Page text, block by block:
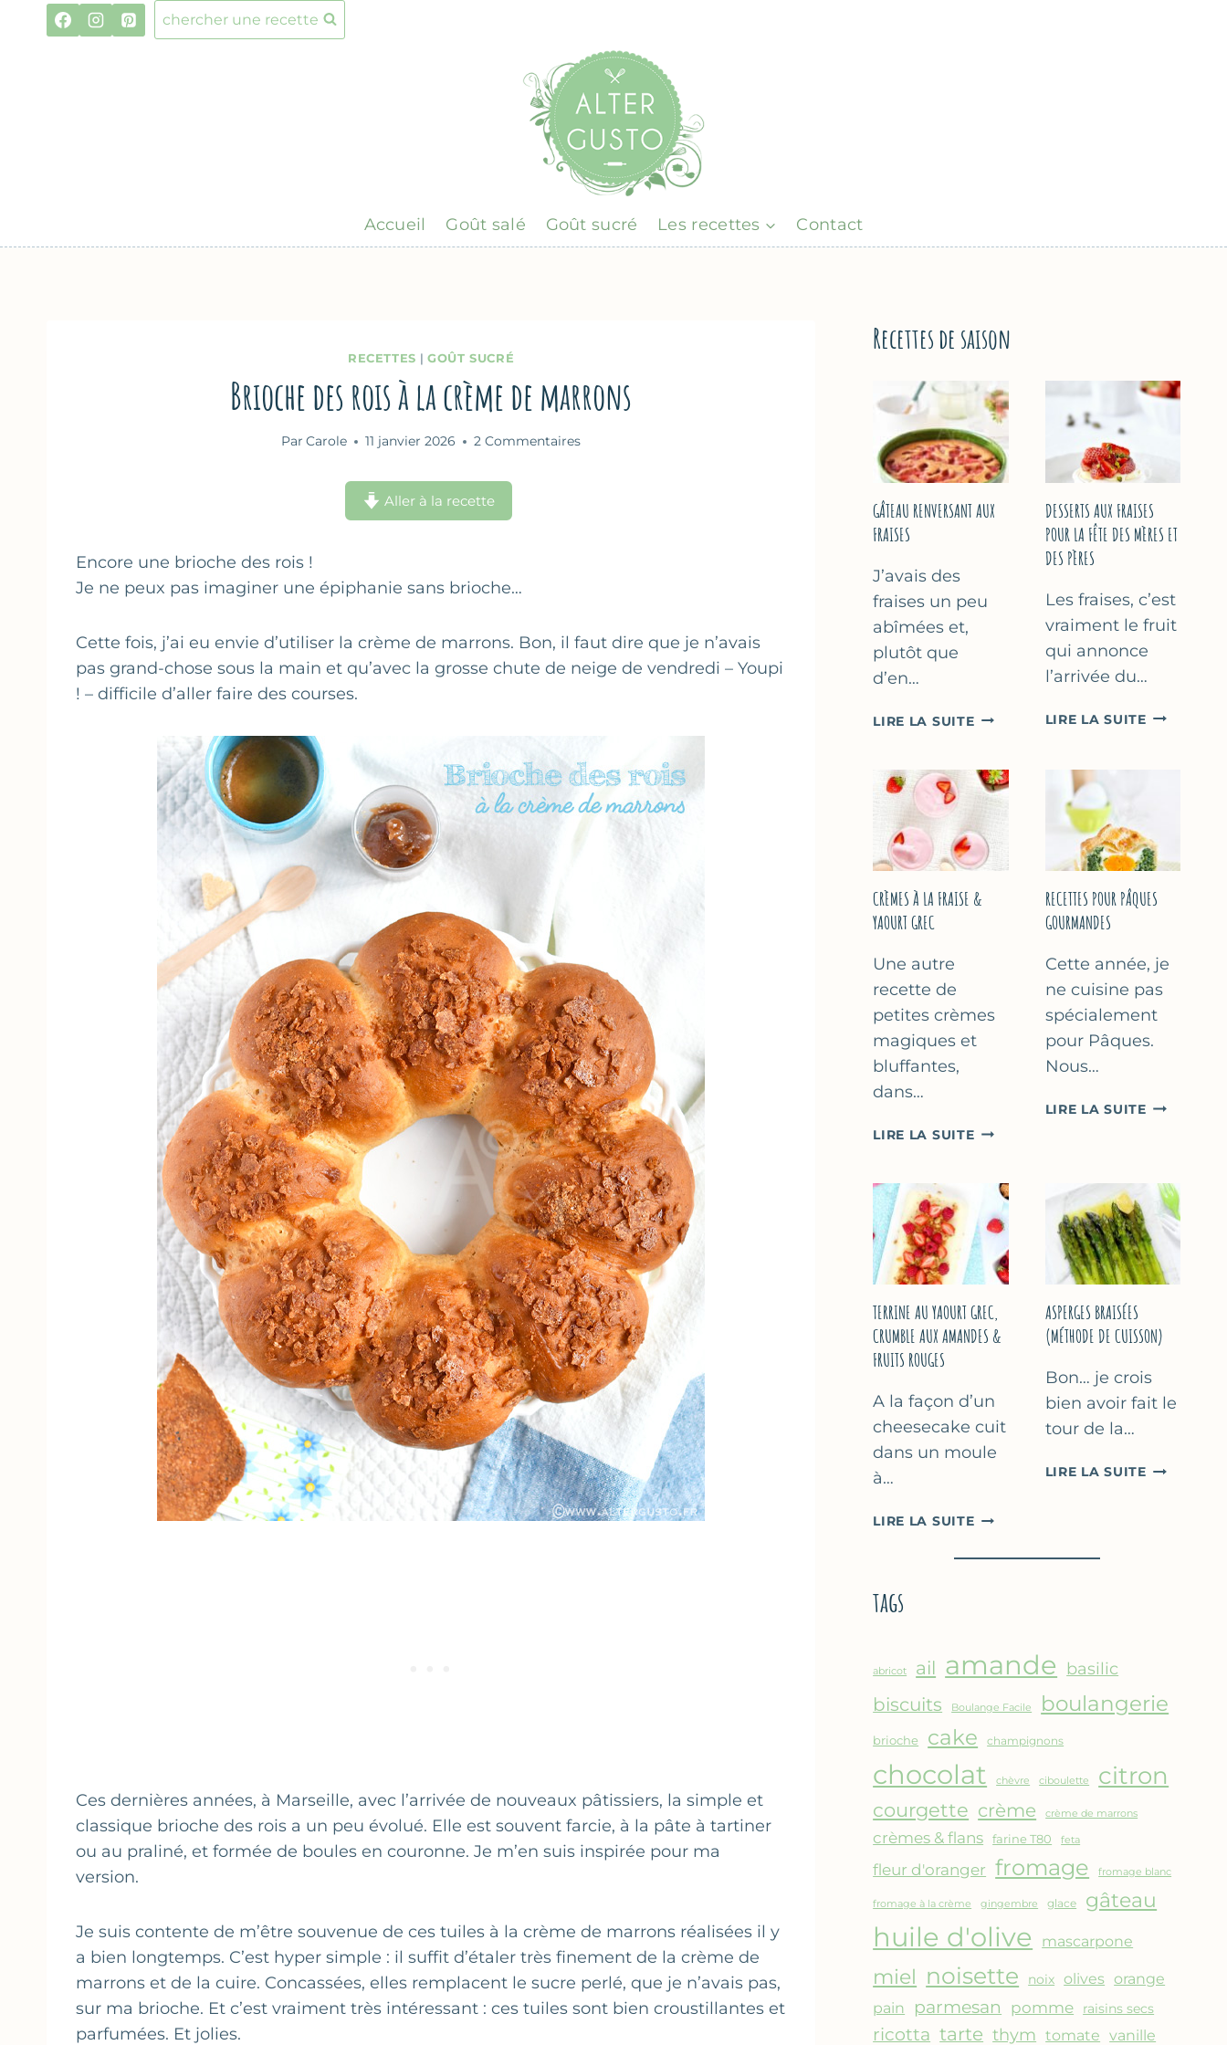
chercher une recette
Accueil Goût salé Goût sucré Les recettes Contact
RECETTES | GOÛT SUCRÉ
Brioche des rois à la crème de marrons
Par Carole 11 janvier 2026 2 Commentaires
Aller à la recette
Encore une brioche des rois !
Je ne peux pas imaginer une épiphanie sans brioche…
Cette fois, j’ai eu envie d’utiliser la crème de marrons. Bon, il faut dire que je n’avais
pas grand-chose sous la main et qu’avec la grosse chute de neige de vendredi – Youpi
! – difficile d’aller faire des courses.
Ces dernières années, à Marseille, avec l’arrivée de nouveaux pâtissiers, la simple et
classique brioche des rois a un peu évolué. Elle est souvent farcie, à la pâte à tartiner
ou au praliné, et formée de boules en couronne. Je m’en suis inspirée pour ma
version.
Je suis contente de m’être souvenue de ces tuiles à la crème de marrons réalisées il y
a bien longtemps. C’est hyper simple : il suffit d’étaler très finement de la crème de
marrons et de la cuire. Concassées, elles remplacent le sucre perlé, que je n’avais pas,
sur ma brioche. Et c’est vraiment très intéressant : ces tuiles sont bien croustillantes et
parfumées. Et jolies.
Recettes de saison
GÂTEAU RENVERSANT AUX
FRAISES
J’avais des
fraises un peu
abîmées et,
plutôt que
d’en…
LIRE LA SUITEGÂTEAU
FRAISES
DESSERTS AUX FRAISES
POUR LA FÊTE DES MÈRES ET
DES PÈRES
Les fraises, c’est
vraiment le fruit
qui annonce
l’arrivée du…
LIRE LA SUITEDESSERTS
DES
MÈRES
DES
CRÈMES À LA FRAISE &
YAOURT GREC
Une autre
recette de
petites crèmes
magiques et
bluffantes,
dans…
LIRE LA SUITECRÈMES
FRAISE
YAOURT
GREC
RECETTES POUR PÂQUES
GOURMANDES
Cette année, je
ne cuisine pas
spécialement
pour Pâques.
Nous…
LIRE LA SUITERECETTES
TERRINE AU YAOURT GREC,
CRUMBLE AUX AMANDES &
FRUITS ROUGES
A la façon d’un
cheesecake cuit
dans un moule
à…
LIRE LA SUITETERRINE
YAOURT
&
ROUGES
ASPERGES BRAISÉES
(MÉTHODE DE CUISSON)
Bon… je crois
bien avoir fait le
tour de la…
LIRE LA SUITEASPERGES
tags
abricot ail amande basilic
biscuits Boulange Facile boulangerie
brioche cake champignons
chocolat chèvre ciboulette citron
courgette crème crème de marrons
crèmes & flans farine T80 feta
fleur d'oranger fromage fromage blanc
fromage à la crème gingembre glace gâteau
huile d'olive mascarpone
miel noisette noix olives orange
pain
parmesan pomme raisins secs
ricotta tarte thym tomate vanille